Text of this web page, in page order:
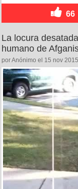
66
La locura
humano de
por Anónimo el 15 nov